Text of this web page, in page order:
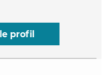
profil